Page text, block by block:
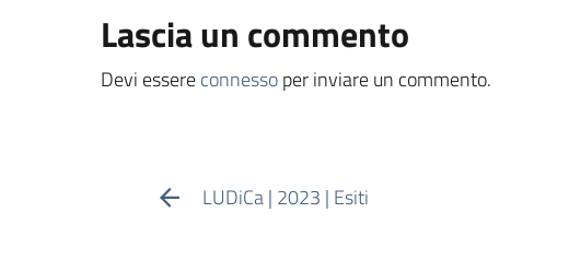
Lascia un commento
Devi essereconnessoper inviare un commento.
LUDiCa | 2023 | Esiti